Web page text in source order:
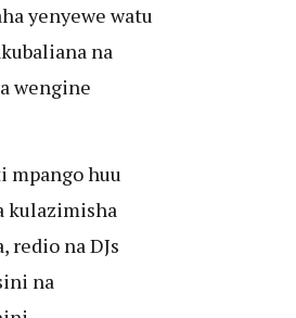
yenyewe watu
na
wengine
mpango huu
kulazimisha
redio na DJs
na